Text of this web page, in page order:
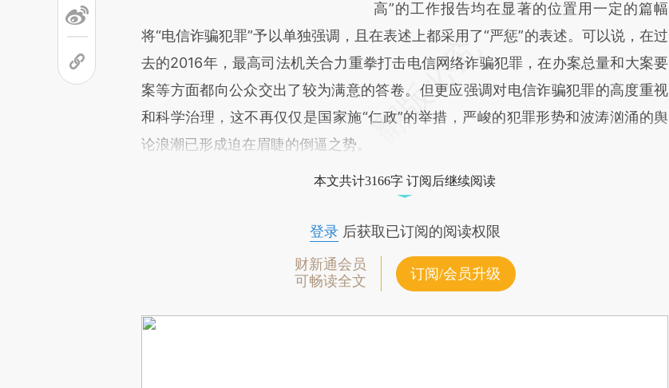
高”的工作报告均在显著的位置用一定的篇幅
将“电信诈骗犯罪”予以单独强调，且在表述上都采用了“严惩”的表述。可以说，在过
去的2016年，最高司法机关合力重拳打击电信网络诈骗犯罪，在办案总量和大案要
案等方面都向公众交出了较为满意的答卷。但更应强调对电信诈骗犯罪的高度重视
和科学治理，这不再仅仅是国家施“仁政”的举措，严峻的犯罪形势和波涛汹涌的舆
论浪潮已形成迫在眉睫的倒逼之势。
本文共计3166字 订阅后继续阅读
登录后获取已订阅的阅读权限
财新通会员
可畅读全文
订阅/会员升级